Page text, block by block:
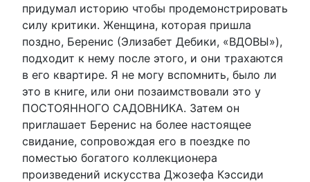
придумал историю чтобы продемонстрировать
силу критики. Женщина, которая пришла
поздно, Беренис (Элизабет Дебики, «ВДОВЫ»),
подходит к нему после этого, и они трахаются
в его квартире. Я не могу вспомнить, было ли
это в книге, или они позаимствовали это у
ПОСТОЯННОГО САДОВНИКА. Затем он
приглашает Беренис на более настоящее
свидание, сопровождая его в поездке по
поместью богатого коллекционера
произведений искусства Джозефа Кэссиди